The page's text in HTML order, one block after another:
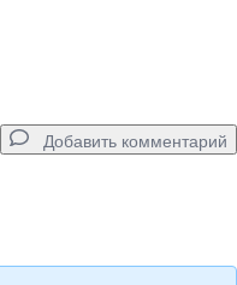
Добавить комментарий